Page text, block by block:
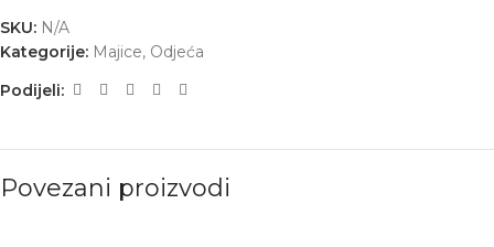
SKU: N/A
Kategorije: Majice, Odjeća
Podijeli:
Povezani proizvodi